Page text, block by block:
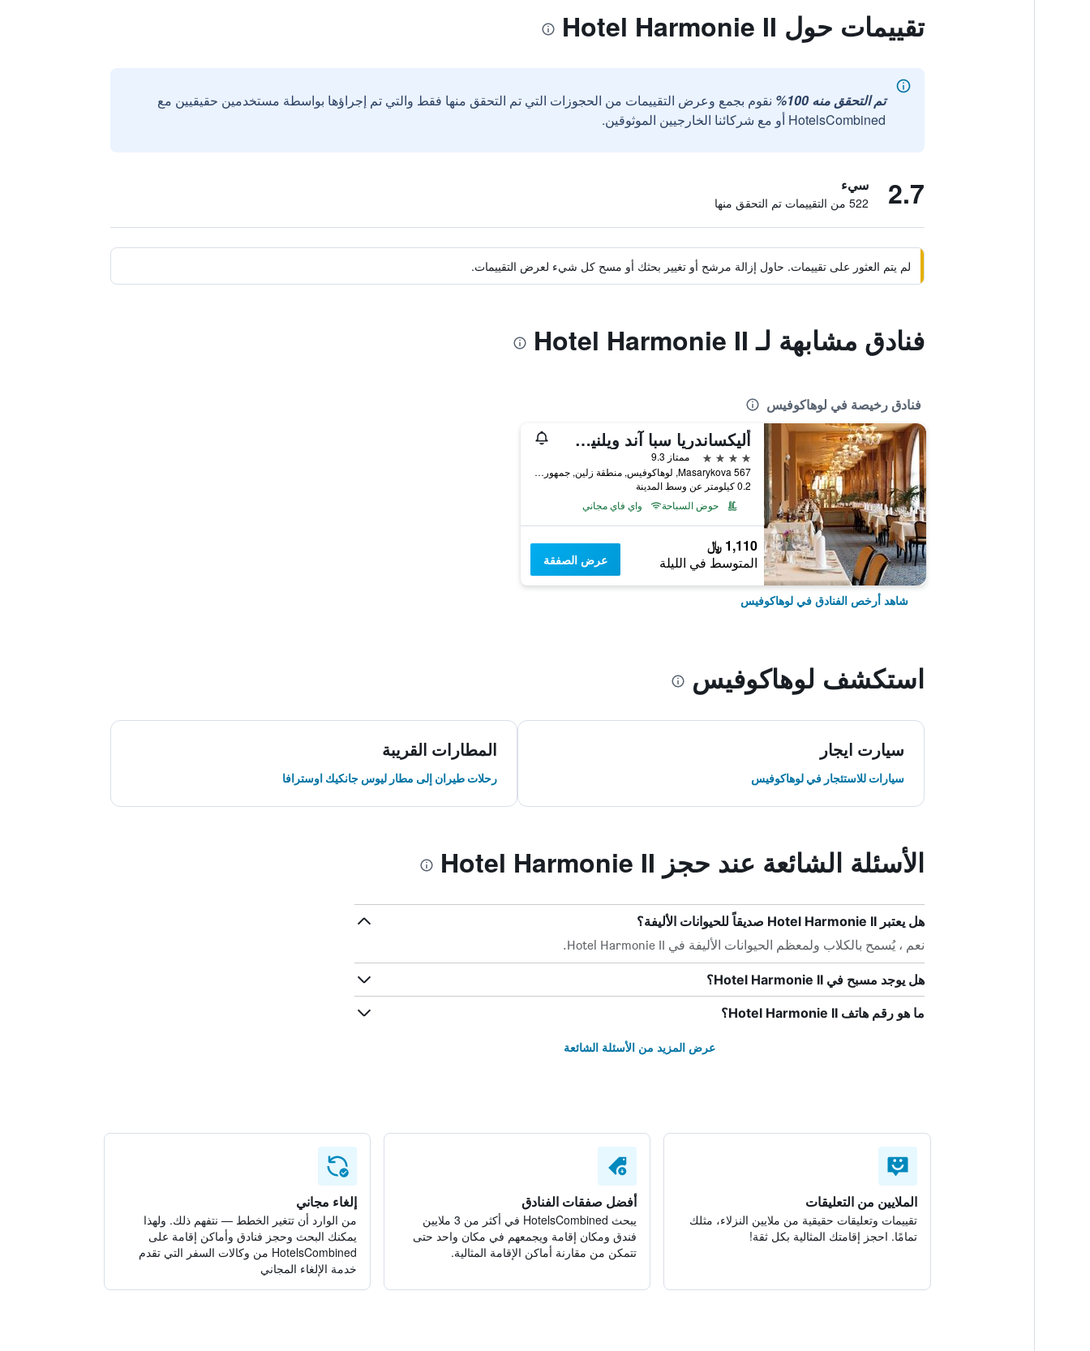
تقييمات حول Hotel Harmonie II
تم التحقق منه 100%
نقوم بجمع وعرض التقييمات من الحجوزات التي تم التحقق منها فقط والتي تم إجراؤها بواسطة مستخدمين حقيقيين مع
HotelsCombined أو مع شركائنا الخارجيين الموثوقين.
2.7 سيء
522 من التقييمات تم التحقق منها
لم يتم العثور على تقييمات. حاول إزالة مرشح أو تغيير بحثك أو مسح كل شيء لعرض التقييمات.
فنادق مشابهة لـ Hotel Harmonie II
فنادق رخيصة في لوهاكوفيس
أليكساندريا سبا آند ويلنيس هوتل
4 نجوم
ممتاز 9.3
Masarykova 567, لوهاكوفيس, منطقة زلين, جمهورية التشيك
0.2 كيلومتر عن وسط المدينة
حوض السباحة
واي فاي مجاني
1,110 ﷼
المتوسط في الليلة عرض الصفقة
شاهد أرخص الفنادق في لوهاكوفيس
استكشف لوهاكوفيس
سيارت ايجار
سيارات للاستئجار في لوهاكوفيس
المطارات القريبة
رحلات طيران إلى مطار ليوس جانكيك اوسترافا
الأسئلة الشائعة عند حجز Hotel Harmonie II
هل يعتبر Hotel Harmonie II صديقاً للحيوانات الأليفة؟
نعم ، يُسمح بالكلاب ولمعظم الحيوانات الأليفة في Hotel Harmonie II.
هل يوجد مسبح في Hotel Harmonie II؟
ما هو رقم هاتف Hotel Harmonie II؟
عرض المزيد من الأسئلة الشائعة
الملايين من التعليقات
تقييمات وتعليقات حقيقية من ملايين النزلاء، مثلك
تمامًا. احجز إقامتك المثالية بكل ثقة!
أفضل صفقات الفنادق
يبحث HotelsCombined في أكثر من 3 ملايين
فندق ومكان إقامة ويجمعهم في مكان واحد حتى
تتمكن من مقارنة أماكن الإقامة المثالية.
إلغاء مجاني
من الوارد أن تتغير الخطط — نتفهم ذلك. ولهذا
يمكنك البحث وحجز فنادق وأماكن إقامة على
HotelsCombined من وكالات السفر التي تقدم
خدمة الإلغاء المجاني